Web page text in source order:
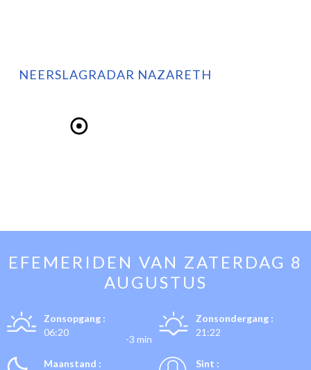
NEERSLAGRADAR NAZARETH
EFEMERIDEN VAN ZATERDAG 8
AUGUSTUS
Zonsopgang :
06:20
-3 min
Zonsondergang :
21:22
Maanstand :
Sint :